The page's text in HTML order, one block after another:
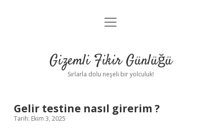
Anasayfa
Yasal Uyarı
menüyü
Gizemli Fikir Günlüğü
Sırlarla dolu neşeli bir yolculuk!
Gelir testine nasıl girerim ?
Tarih: Ekim 3, 2025